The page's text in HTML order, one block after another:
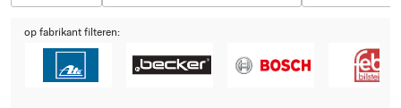
op fabrikant filteren: